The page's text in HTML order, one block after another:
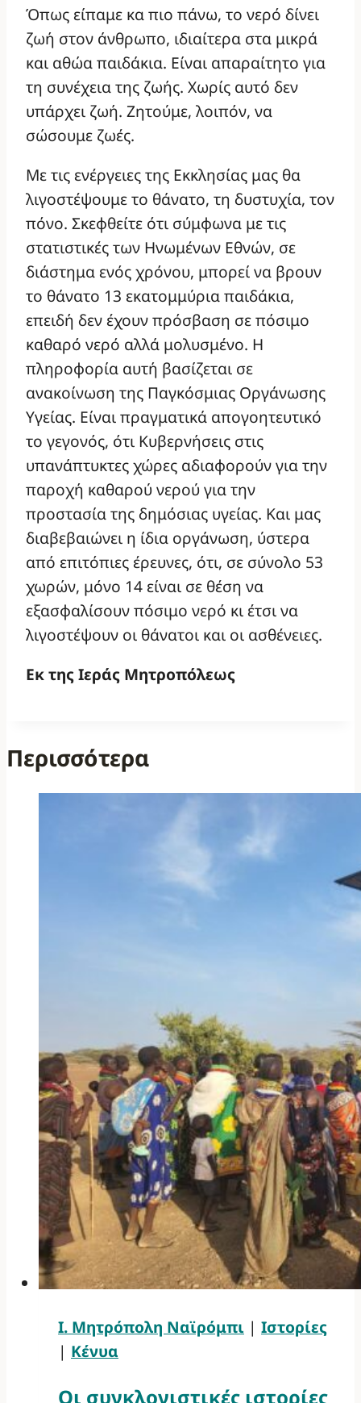
Όπως είπαμε κα πιο πάνω, το νερό δίνει
ζωή στον άνθρωπο, ιδιαίτερα στα μικρά
και αθώα παιδάκια. Είναι απαραίτητο για
τη συνέχεια της ζωής. Χωρίς αυτό δεν
υπάρχει ζωή. Ζητούμε, λοιπόν, να
σώσουμε ζωές.
Με τις ενέργειες της Εκκλησίας μας θα
λιγοστέψουμε το θάνατο, τη δυστυχία, τον
πόνο. Σκεφθείτε ότι σύμφωνα με τις
στατιστικές των Ηνωμένων Εθνών, σε
διάστημα ενός χρόνου, μπορεί να βρουν
το θάνατο 13 εκατομμύρια παιδάκια,
επειδή δεν έχουν πρόσβαση σε πόσιμο
καθαρό νερό αλλά μολυσμένο. Η
πληροφορία αυτή βασίζεται σε
ανακοίνωση της Παγκόσμιας Οργάνωσης
Υγείας. Είναι πραγματικά απογοητευτικό
το γεγονός, ότι Κυβερνήσεις στις
υπανάπτυκτες χώρες αδιαφορούν για την
παροχή καθαρού νερού για την
προστασία της δημόσιας υγείας. Και μας
διαβεβαιώνει η ίδια οργάνωση, ύστερα
από επιτόπιες έρευνες, ότι, σε σύνολο 53
χωρών, μόνο 14 είναι σε θέση να
εξασφαλίσουν πόσιμο νερό κι έτσι να
λιγοστέψουν οι θάνατοι και οι ασθένειες.
Εκ της Ιεράς Μητροπόλεως
Περισσότερα
Ι. Μητρόπολη Ναϊρόμπι | Ιστορίες
| Κένυα
Οι συγκλονιστικές ιστορίες